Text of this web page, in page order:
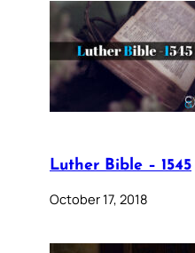
Luther Bible – 1545
October 17, 2018